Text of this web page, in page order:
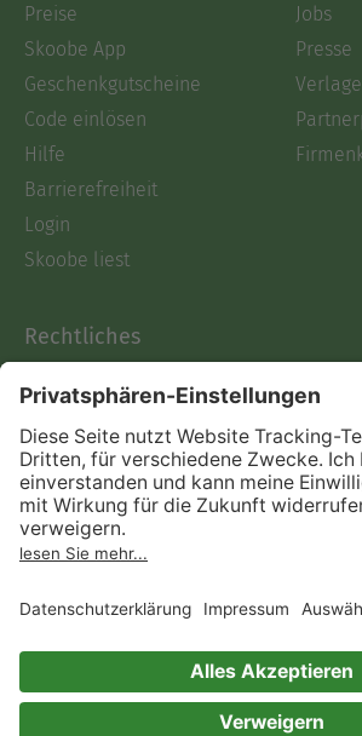
Preise
Skoobe App
Geschenkgutscheine
Code einlösen
Hilfe
Barrierefreiheit
Login
Skoobe liest
Jobs
Presse
Verlage
Rechtliches
AGB
Informationen nach Data
Act
Verträge hier kündigen
Impressum
Immer ein gutes